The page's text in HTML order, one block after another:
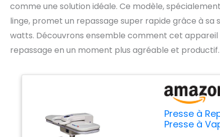
comme une solution idéale. Ce modèle,
linge, promet un repassage super rapide grâce à sa
watts. Découvrons ensemble comment cet
repassage en un moment plus agréable et productif.
Presse à
Presse à